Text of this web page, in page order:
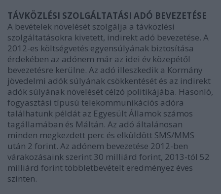
TÁVKÖZLÉSI SZOLGÁLTATÁSI ADÓ BEVEZETÉSE
A bevételek növelését szolgálja a távközlési
szolgáltatásokra kivetett, indirekt adó bevezetése. A
2012-es költségvetés egyensúlyának biztosítása
érdekében az adónem már az idei év közepétől
bevezetésre kerülne. Az adó illeszkedik a Kormány
jövedelmi adók súlyának csökkentését és az indirekt
adók súlyának növelését célzó politikájába. Hasonló,
fogyasztási típusú telekommunikációs adóra
találhatunk példát az Egyesült Államok számos
tagállamában és Máltán. Az adó általánosan
minden megkezdett perc és elküldött SMS/MMS
után 2 forint. Az adónem bevezetése 2012-ben
várakozásaink szerint 30 milliárd forint, 2013-tól 52
milliárd forint többletbevételt eredményez éves
szinten.